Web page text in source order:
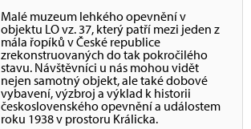
Malé muzeum lehkého opevnění v
objektu LO vz. 37, který patří mezi jeden z
mála řopíků v České republice
zrekonstruovaných do tak pokročilého
stavu. Návštěvníci u nás mohou vidět
nejen samotný objekt, ale také dobové
vybavení, výzbroj a výklad k historii
československého opevnění a událostem
roku 1938 v prostoru Králicka.